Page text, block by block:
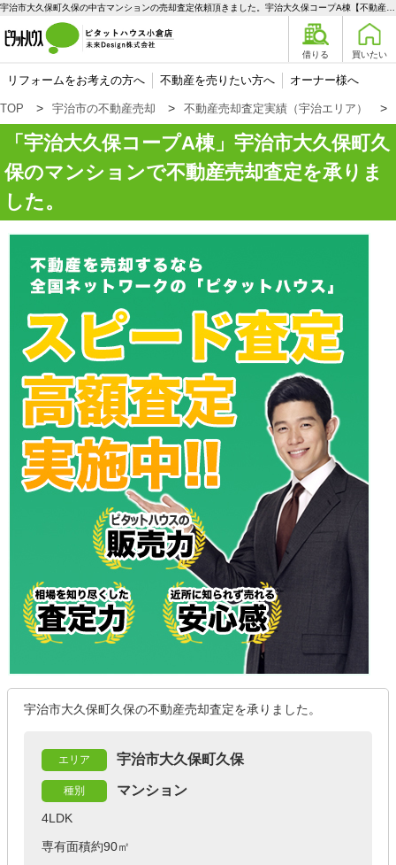
借りる 買いたい
リフォームをお考えの方へ 不動産を売りたい方へ オーナー様へ
TOP 宇治市の不動産売却 不動産売却査定実績（宇治エリア）
宇治大久保コープA棟
宇治市大久保町久
保のマンションで不動産売却査定を承りま
した。
宇治市大久保町久保の不動産売却査定を承りました。
エリア 宇治市大久保町久保
種別 マンション
4LDK
専有面積約90㎡